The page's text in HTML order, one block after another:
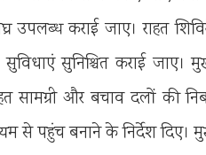
कराई जाए। राहत
सुनिश्चित कराई जाए।
सामग्री और बचाव दलों की
से पहुंच बनाने के निर्देश दिए।